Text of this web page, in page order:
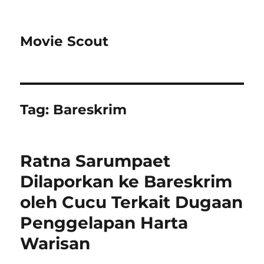
Movie Scout
Tag: Bareskrim
Ratna Sarumpaet
Dilaporkan ke Bareskrim
oleh Cucu Terkait Dugaan
Penggelapan Harta
Warisan